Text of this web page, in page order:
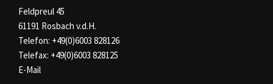
Feldpreul 45
61191 Rosbach v.d.H.
Telefon: +49(0)6003 828126
Telefax: +49(0)6003 828125
E-Mail